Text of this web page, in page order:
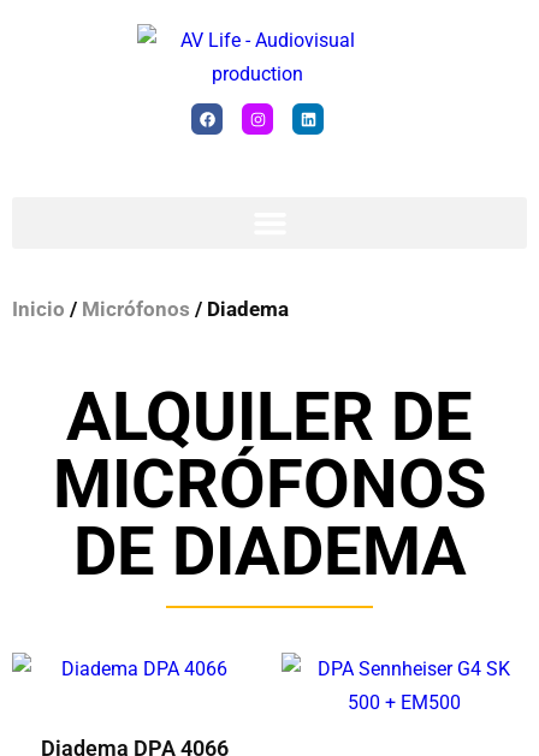
Inicio / Micrófonos / Diadema
ALQUILER DE
MICRÓFONOS
DE DIADEMA
Diadema DPA 4066